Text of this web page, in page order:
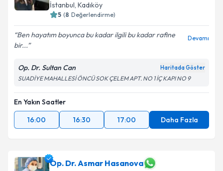
İstanbul, Kadıköy
5 (8 Değerlendirme)
Ben hayatım boyunca bu kadar ilgili bu kadar rafine
bir...
Devamı
Op. Dr. Sultan Can Haritada Göster
SUADİYE MAHALLESİ ÖNCÜ SOK ÇELEM APT. NO 1 İÇ KAPI NO 9
En Yakın Saatler
16:00
16:30 17:00 Daha Fazla
Op. Dr. Asmar Hasanova